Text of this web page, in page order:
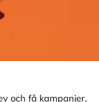
och få kampanjer,